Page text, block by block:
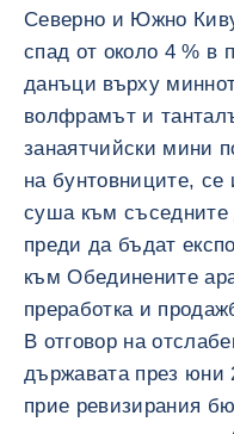
Северно и Южно
спад от около 4 % в
данъци върху
волфрамът и
занаятчийски мини
на бунтовниците, се
суша към
преди да бъдат
към Обединените
преработка и
В отговор на
държавата през юни
прие ревизирания